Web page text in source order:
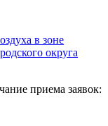
в зоне
округа
приема заявок: